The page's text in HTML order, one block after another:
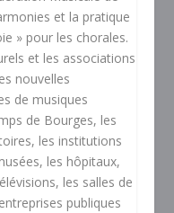
et la pratique
» pour les chorales.
et les associations
nouvelles
de musiques
de Bourges, les
les institutions
les hôpitaux,
les salles de
publiques